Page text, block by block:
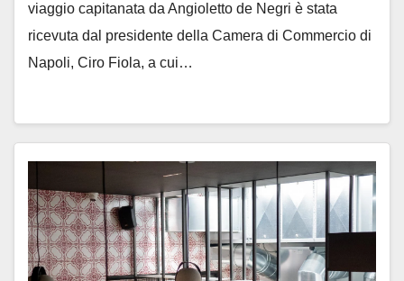
viaggio capitanata da Angioletto de Negri è stata
ricevuta dal presidente della Camera di Commercio di
Napoli, Ciro Fiola, a cui…